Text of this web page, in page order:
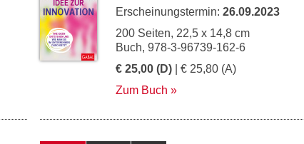
Erscheinungstermin: 26.09.2023
200 Seiten, 22,5 x 14,8 cm
Buch, 978-3-96739-162-6
€ 25,00 (D) | € 25,80 (A)
Zum Buch